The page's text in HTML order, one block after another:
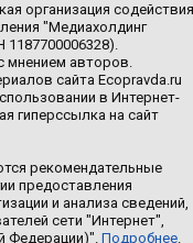
организация содействия
"Медиахолдинг
мнением авторов.
сайта Ecopravda.ru
в Интернет-
гиперссылка на сайт
рекомендательные
предоставления
и анализа сведений,
сети "Интернет",
Федерации)". Подробнее.